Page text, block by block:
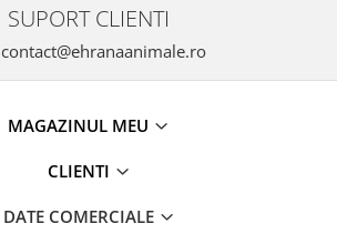
SUPORT CLIENTI
contact@ehranaanimale.ro
MAGAZINUL MEU
CLIENTI
DATE COMERCIALE